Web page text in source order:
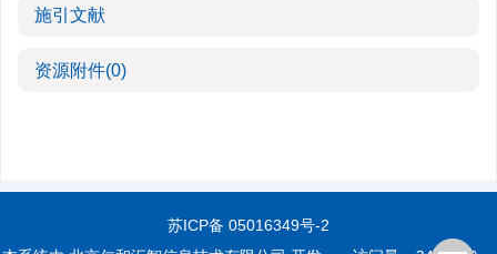
施引文献
资源附件(0)
苏ICP备 05016349号-2